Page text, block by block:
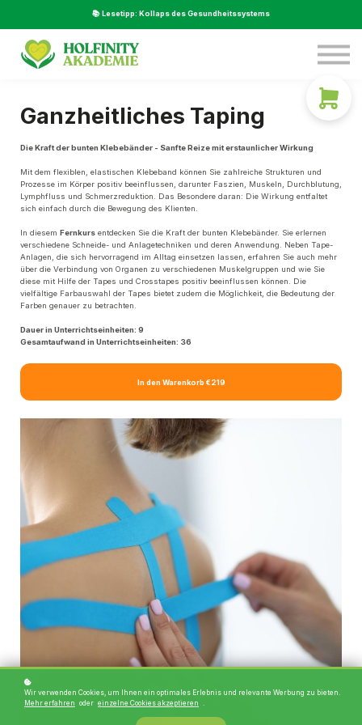
📚 Lesetipp: Kollaps des Gesundheitssystems
Service
Über Uns
LOGIN
Ganzheitliches Taping
Die Kraft der bunten Klebebänder - Sanfte Reize mit erstaunlicher Wirkung
Mit dem flexiblen, elastischen Klebeband können Sie zahlreiche Strukturen und
Prozesse im Körper positiv beeinflussen, darunter Faszien, Muskeln, Durchblutung,
Lymphfluss und Schmerzreduktion. Das Besondere daran: Die Wirkung entfaltet
sich einfach durch die Bewegung des Klienten.
In diesem Fernkurs entdecken Sie die Kraft der bunten Klebebänder. Sie erlernen
verschiedene Schneide- und Anlagetechniken und deren Anwendung. Neben Tape-
Anlagen, die sich hervorragend im Alltag einsetzen lassen, erfahren Sie auch mehr
über die Verbindung von Organen zu verschiedenen Muskelgruppen und wie Sie
diese mit Hilfe der Tapes und Crosstapes positiv beeinflussen können. Die
vielfältige Farbauswahl der Tapes bietet zudem die Möglichkeit, die Bedeutung der
Farben genauer zu betrachten.
Dauer in Unterrichtseinheiten: 9
Gesamtaufwand in Unterrichtseinheiten: 36
In den Warenkorb €219
Wir verwenden Cookies, um Ihnen ein optimales Erlebnis und relevante Werbung zu bieten.
Mehr erfahren oder einzelne Cookies akzeptieren .